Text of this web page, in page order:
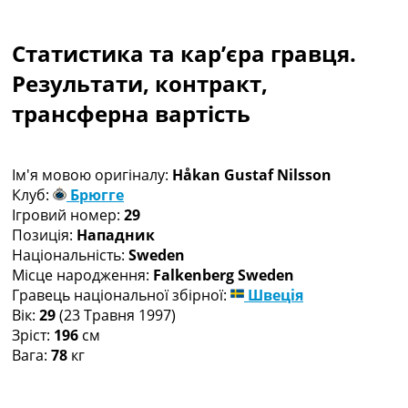
Чемпіонат Світу
Україна. Прем’єр-Ліга
Україна. Перша Ліга
Ліга Чемпіонів
Ще Турніри >>>
Таблиці
Чемпіонат Світу. Турнирні таблиці
Таблиця УПЛ
Перша Ліга
Таблиця АПЛ
Таблиця Ла Ліги
Таблиця Ліги Чемпіонів
Всі таблиці >>>
Рейтинги
Статистика та кар’єра гравця.
Результати, контракт,
трансферна вартість
Ім'я мовою оригіналу: Håkan Gustaf Nilsson
Клуб:
Брюгге
Ігровий номер: 29
Позиція: Нападник
Національність: Sweden
Місце народження: Falkenberg Sweden
Гравець національної збірної:
Швеція
Вік: 29(23 Травня 1997)
Зріст: 196 см
Вага: 78 кг